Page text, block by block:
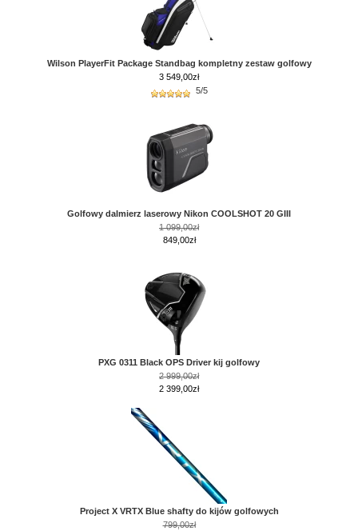
Wilson PlayerFit Package Standbag kompletny zestaw golfowy
3 549,00zł
5/5
Golfowy dalmierz laserowy Nikon COOLSHOT 20 GIII
1 099,00zł
849,00zł
PXG 0311 Black OPS Driver kij golfowy
2 999,00zł
2 399,00zł
Project X VRTX Blue shafty do kijów golfowych
799,00zł